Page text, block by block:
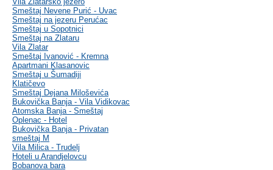
Smeštaj Nevene Purić - Uvac
Smeštaj na jezeru Perućac
Smeštaj u Sopotnici
Smeštaj na Zlataru
Vila Zlatar
Smeštaj Ivanović - Kremna
Apartmani Klasanovic
Smeštaj u Šumadiji
Klatičevo
Smeštaj Dejana Miloševića
Bukovička Banja - Vila Vidikovac
Atomska Banja - Smeštaj
Oplenac - Hotel
Bukovička Banja - Privatan
smeštaj M
Vila Milica - Trudelj
Hoteli u Arandjelovcu
Bobanova bara